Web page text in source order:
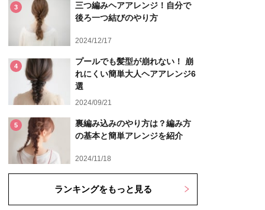
3
三つ編みヘアアレンジ！自分で
後ろ一つ結びのやり方
2024/12/17
4
プールでも髪型が崩れない！ 崩
れにくい簡単大人ヘアアレンジ6
選
2024/09/21
5
裏編み込みのやり方は？編み方
の基本と簡単アレンジを紹介
2024/11/18
ランキングをもっと見る